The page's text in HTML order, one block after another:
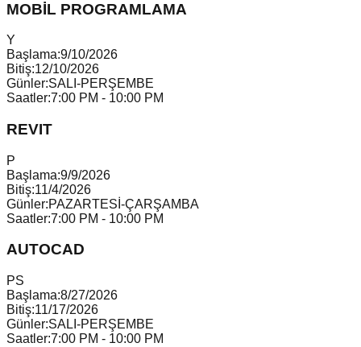
MOBİL PROGRAMLAMA
Y
Başlama:9/10/2026
Bitiş:12/10/2026
Günler:SALI-PERŞEMBE
Saatler:7:00 PM - 10:00 PM
REVIT
P
Başlama:9/9/2026
Bitiş:11/4/2026
Günler:PAZARTESİ-ÇARŞAMBA
Saatler:7:00 PM - 10:00 PM
AUTOCAD
PS
Başlama:8/27/2026
Bitiş:11/17/2026
Günler:SALI-PERŞEMBE
Saatler:7:00 PM - 10:00 PM